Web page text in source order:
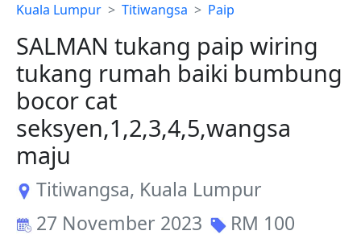
Kuala Lumpur Titiwangsa Paip
SALMAN tukang paip wiring
tukang rumah baiki bumbung
bocor cat
seksyen,1,2,3,4,5,wangsa
maju
Titiwangsa, Kuala Lumpur
27 November 2023
RM 100